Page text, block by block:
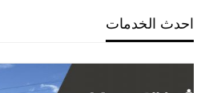
احدث الخدمات